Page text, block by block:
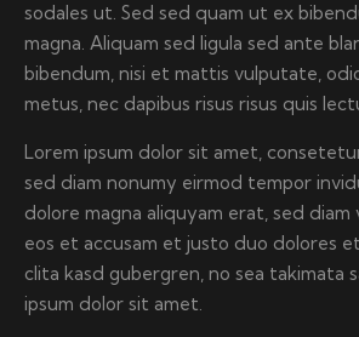
sodales ut. Sed sed quam ut ex
magna. Aliquam sed ligula sed ante
bibendum, nisi et mattis vulputate,
metus, nec dapibus risus risus quis
Lorem ipsum dolor sit amet,
sed diam nonumy eirmod tempor
dolore magna aliquyam erat, sed
eos et accusam et justo duo dolores
clita kasd gubergren, no sea takimata
ipsum dolor sit amet.